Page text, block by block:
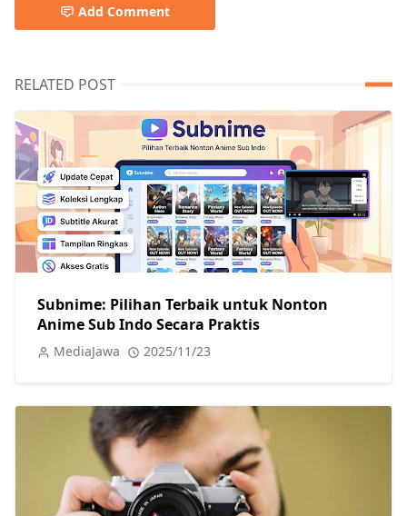
Add Comment
RELATED POST
Subnime: Pilihan Terbaik untuk Nonton
Anime Sub Indo Secara Praktis
MediaJawa 2025/11/23